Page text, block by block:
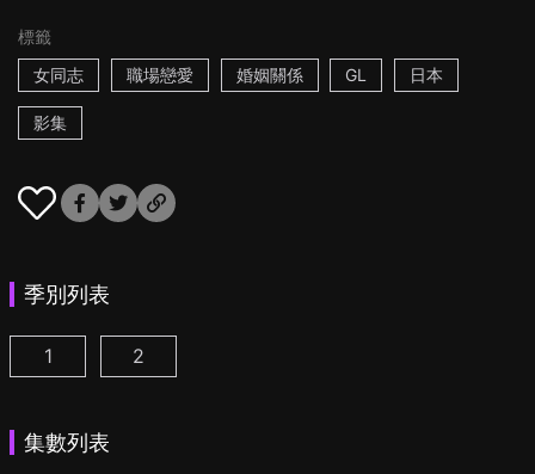
標籤
女同志
職場戀愛 婚姻關係 GL 日本
影集
季別列表
追蹤者遊戲W 職權騷擾的上司是我的前女友 第1集
1 追蹤者遊戲W2 綺麗的天女們 第1集
2
集數列表